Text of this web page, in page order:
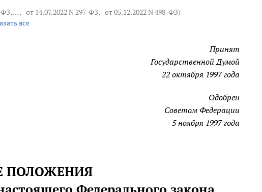
ФЗ, … , от 14.07.2022 N 297-ФЗ, от 05.12.2022 N 498-ФЗ)
все
Принят
Государственной Думой
22 октября 1997 года
Одобрен
Советом Федерации
5 ноября 1997 года
ПОЛОЖЕНИЯ